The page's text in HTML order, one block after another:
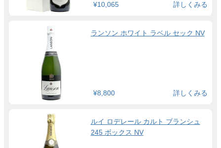
¥10,065 詳しくみる
ランソン ホワイト ラベル セック NV
¥8,800 詳しくみる
ルイ ロデレール カルト ブランシュ
245 ボックス NV